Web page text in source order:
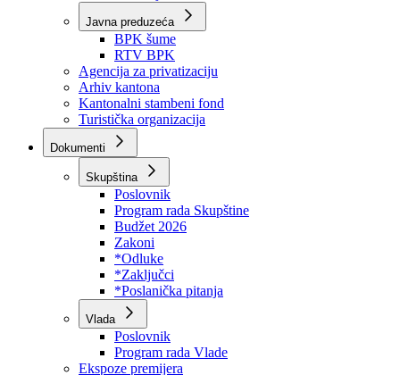
Direkcija za robne rezerve
Direkcija za ceste
Direkcija za šumarstvo
Javna preduzeća
BPK šume
RTV BPK
Agencija za privatizaciju
Arhiv kantona
Kantonalni stambeni fond
Turistička organizacija
Dokumenti
Skupština
Poslovnik
Program rada Skupštine
Budžet 2026
Zakoni
*Odluke
*Zaključci
*Poslanička pitanja
Vlada